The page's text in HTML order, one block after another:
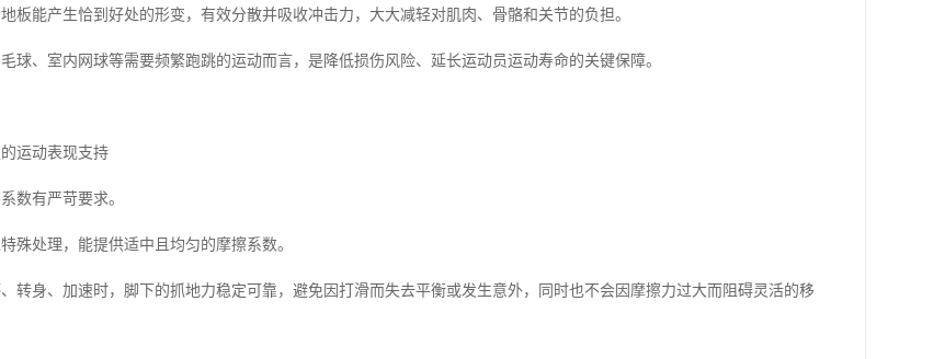
板能产生恰到好处的形变，有效分散并吸收冲击力，大大减轻对肌肉、骨骼和关节的负担。
球、室内网球等需要频繁跑跳的运动而言，是降低损伤风险、延长运动员运动寿命的关键保障。
运动表现支持
数有严苛要求。
殊处理，能提供适中且均匀的摩擦系数。
转身、加速时，脚下的抓地力稳定可靠，避免因打滑而失去平衡或发生意外，同时也不会因摩擦力过大而阻碍灵活的移